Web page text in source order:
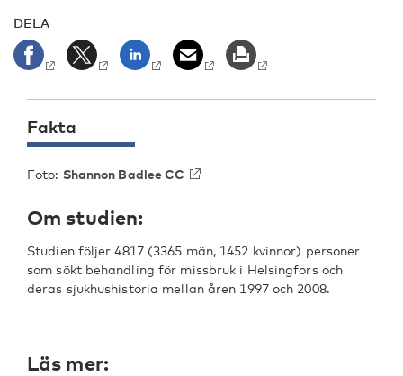
DELA
Fakta
Foto: Shannon Badlee CC
Om studien:
Studien följer 4817 (3365 män, 1452 kvinnor) personer
som sökt behandling för missbruk i Helsingfors och
deras sjukhushistoria mellan åren 1997 och 2008.
Läs mer: